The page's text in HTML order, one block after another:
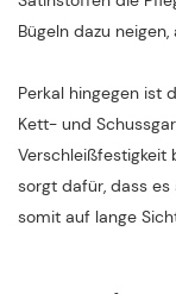
Bügeln dazu
Perkal hingegen ist
Kett- und
Verschleißfestigkeit
sorgt dafür, dass
somit auf lange